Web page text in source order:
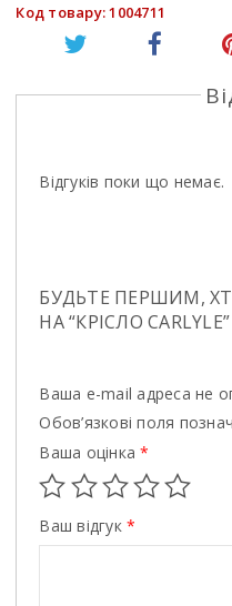
Код товару: 1004711
Відгуків поки що немає.
БУДЬТЕ ПЕРШИМ,
НА “КРIСЛО CARLYLE”
Ваша e-mail адреса не
Обов’язкові поля
Ваша оцінка*
Ваш відгук*